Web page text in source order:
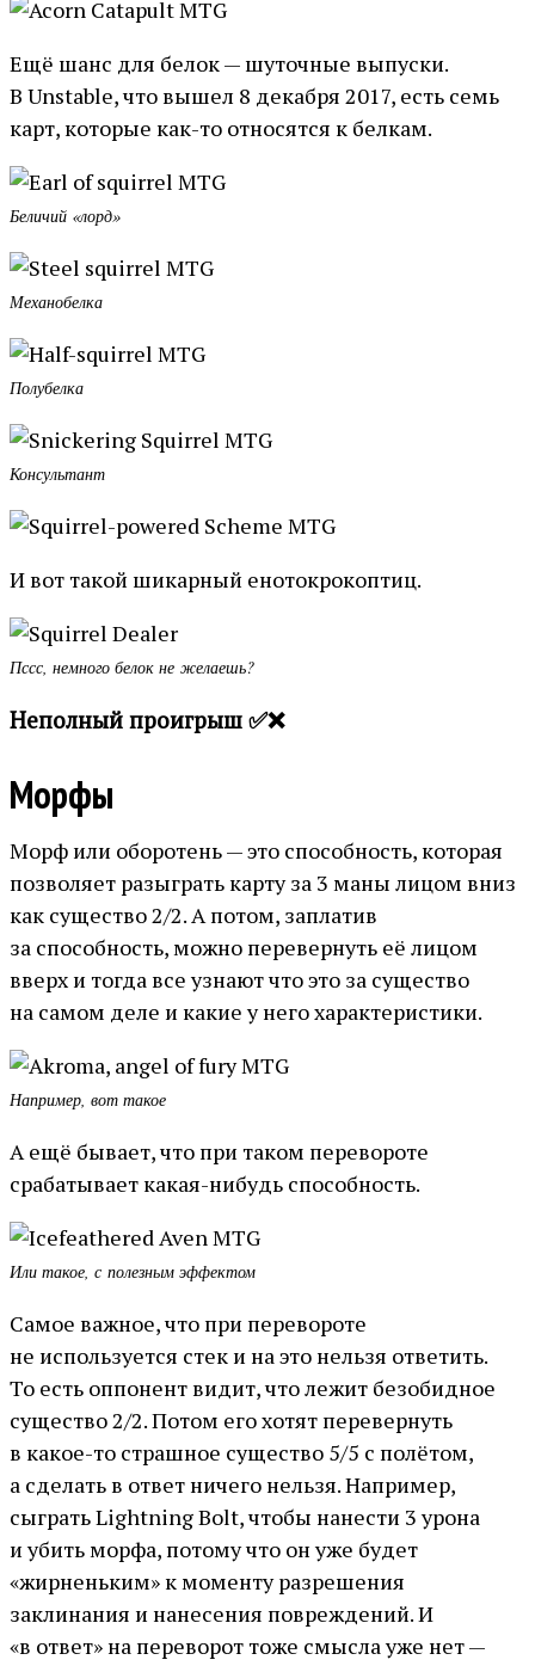
Ещё шанс для белок — шуточные выпуски.
В Unstable, что вышел 8 декабря 2017, есть семь
карт, которые как-то относятся к белкам.
Беличий «лорд»
Механобелка
Полубелка
Консультант
И вот такой шикарный енотокрокоптиц.
Пссс, немного белок не желаешь?
Неполный проигрыш ✅❌
Морфы
Морф или оборотень — это способность, которая
позволяет разыграть карту за 3 маны лицом вниз
как существо 2/2. А потом, заплатив
за способность, можно перевернуть её лицом
вверх и тогда все узнают что это за существо
на самом деле и какие у него характеристики.
Например, вот такое
А ещё бывает, что при таком перевороте
срабатывает какая-нибудь способность.
Или такое, с полезным эффектом
Самое важное, что при перевороте
не используется стек и на это нельзя ответить.
То есть оппонент видит, что лежит безобидное
существо 2/2. Потом его хотят перевернуть
в какое-то страшное существо 5/5 с полётом,
а сделать в ответ ничего нельзя. Например,
сыграть Lightning Bolt, чтобы нанести 3 урона
и убить морфа, потому что он уже будет
«жирненьким» к моменту разрешения
заклинания и нанесения повреждений. И
«в ответ» на переворот тоже смысла уже нет —